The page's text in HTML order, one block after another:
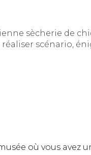
sècherie de
scénario,
où vous avez